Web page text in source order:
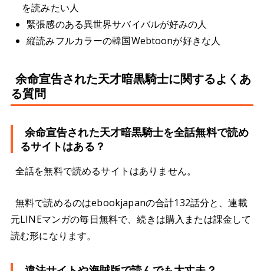
を読みたい人
緊張感のある異世界サバイバルが好みの人
縦読みフルカラーの韓国Webtoonが好きな人
余命宣告された天才暗黒騎士に関するよくあ
る質問
余命宣告された天才暗黒騎士を全話無料で読め
るサイトはある？
全話を無料で読めるサイトはありません。
無料で読めるのはebookjapanの合計132話分と、連載
元LINEマンガの毎日無料で、続きは購入または課金して
読む形になります。